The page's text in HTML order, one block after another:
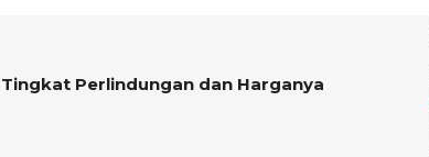
Tingkat Perlindungan dan Harganya